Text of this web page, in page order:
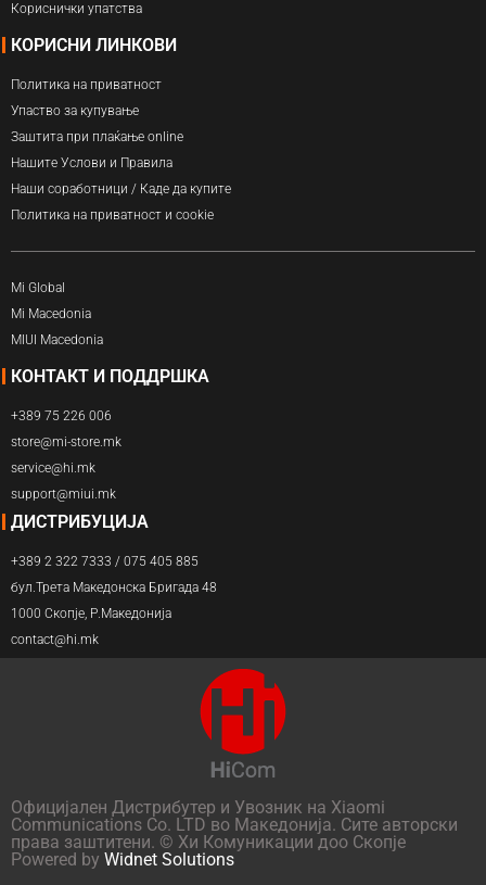
Кориснички упатства
КОРИСНИ ЛИНКОВИ
Политика на приватност
Упаство за купување
Заштита при плаќање online
Нашите Услови и Правила
Наши соработници / Каде да купите
Политика на приватност и cookie
Mi Global
Mi Macedonia
MIUI Macedonia
КОНТАКТ И ПОДДРШКА
+389 75 226 006
store@mi-store.mk
service@hi.mk
support@miui.mk
ДИСТРИБУЦИЈА
+389 2 322 7333 / 075 405 885
бул.Трета Македонска Бригада 48
1000 Скопје, Р.Македонија
contact@hi.mk
Официјален Дистрибутер и Увозник на Xiaomi
Communications Co. LTD во Македонија. Сите авторски
права заштитени. © Хи Комуникации доо Скопје
Powered by Widnet Solutions